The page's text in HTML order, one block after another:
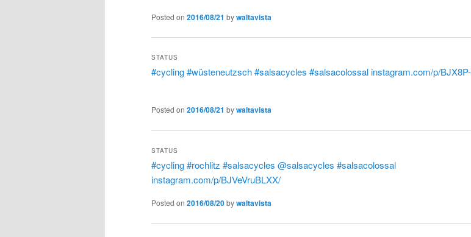
Posted on 2016/08/21 bywaltavista
STATUS
#cycling#wüsteneutzsch#salsacycles #salsacolossalinstagram.com/p/
Posted on 2016/08/21 bywaltavista
STATUS
#cycling#rochlitz #salsacycles @salsacycles #salsacolossal
instagram.com/p/BJVeVruBLXX/
Posted on 2016/08/20bywaltavista